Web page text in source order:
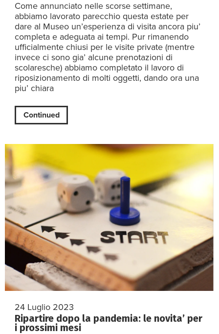
Come annunciato nelle scorse settimane,
abbiamo lavorato parecchio questa estate per
dare al Museo un’esperienza di visita ancora piu’
completa e adeguata ai tempi. Pur rimanendo
ufficialmente chiusi per le visite private (mentre
invece ci sono gia’ alcune prenotazioni di
scolaresche) abbiamo completato il lavoro di
riposizionamento di molti oggetti, dando ora una
piu’ chiara
Continued
24 Luglio 2023
Ripartire dopo la pandemia: le novita’ per
i prossimi mesi